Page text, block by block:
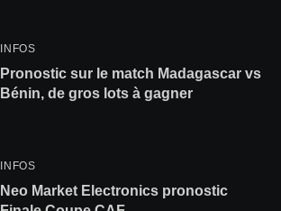
INFOS
Pronostic sur le match Madagascar vs
Bénin, de gros lots à gagner
INFOS
Neo Market Electronics pronostic